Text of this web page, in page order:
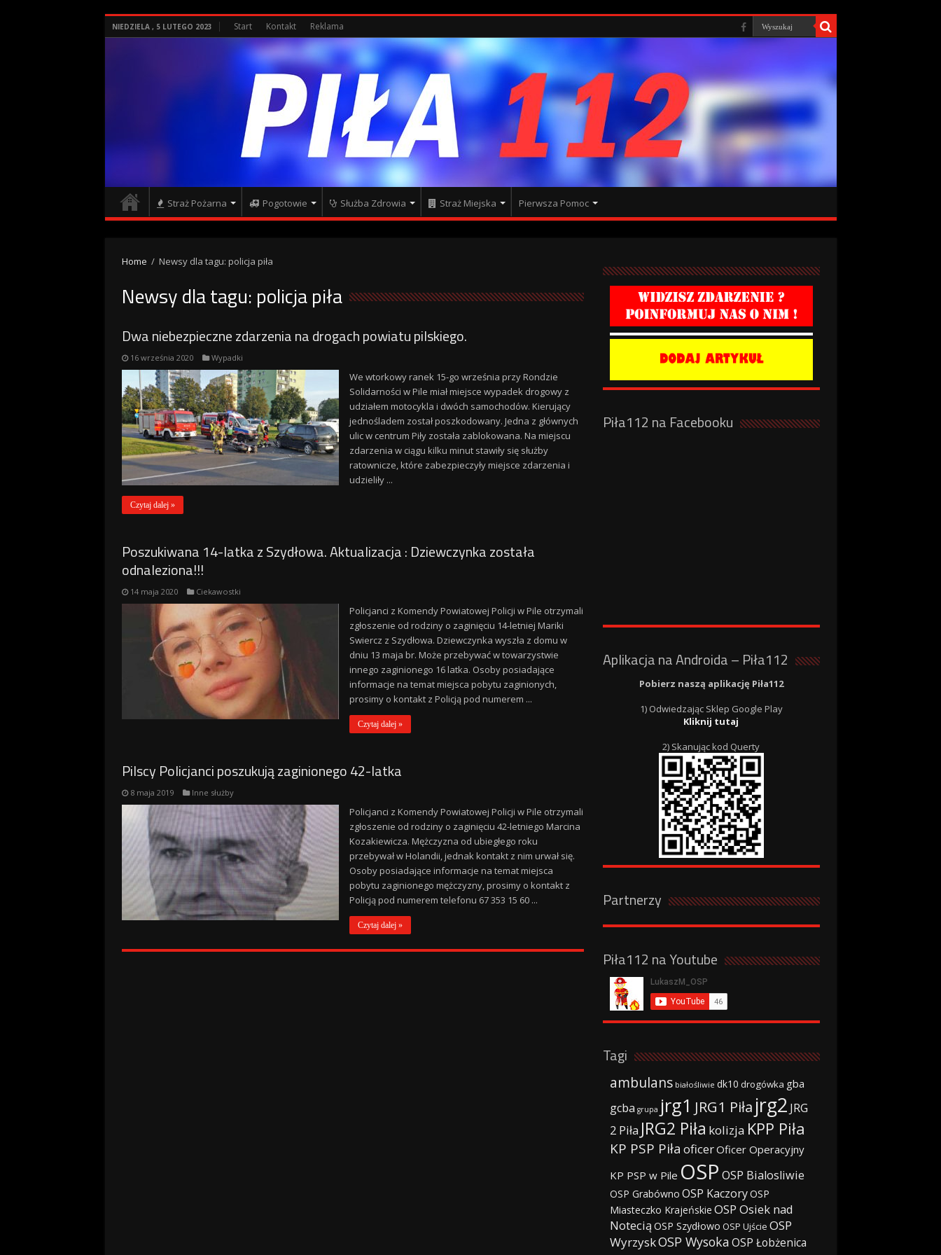
NIEDZIELA , 5 LUTEGO 2023 Start Kontakt Reklama
Straż Pożarna Pogotowie Służba Zdrowia Straż Miejska Pierwsza Pomoc
Home / Newsy dla tagu: policja piła
Newsy dla tagu: policja piła
Dwa niebezpieczne zdarzenia na drogach powiatu pilskiego.
16 września 2020 Wypadki
We wtorkowy ranek 15-go września przy Rondzie
Solidarności w Pile miał miejsce wypadek drogowy z
udziałem motocykla i dwóch samochodów. Kierujący
jednośladem został poszkodowany. Jedna z głównych
ulic w centrum Piły została zablokowana. Na miejscu
zdarzenia w ciągu kilku minut stawiły się służby
ratownicze, które zabezpieczyły miejsce zdarzenia i
udzieliły ...
Czytaj dalej »
Poszukiwana 14-latka z Szydłowa. Aktualizacja : Dziewczynka została
odnaleziona!!!
14 maja 2020 Ciekawostki
Policjanci z Komendy Powiatowej Policji w Pile otrzymali
zgłoszenie od rodziny o zaginięciu 14-letniej Mariki
Swiercz z Szydłowa. Dziewczynka wyszła z domu w
dniu 13 maja br. Może przebywać w towarzystwie
innego zaginionego 16 latka. Osoby posiadające
informacje na temat miejsca pobytu zaginionych,
prosimy o kontakt z Policją pod numerem ...
Czytaj dalej »
Pilscy Policjanci poszukują zaginionego 42-latka
8 maja 2019 Inne służby
Policjanci z Komendy Powiatowej Policji w Pile otrzymali
zgłoszenie od rodziny o zaginięciu 42-letniego Marcina
Kozakiewicza. Mężczyzna od ubiegłego roku
przebywał w Holandii, jednak kontakt z nim urwał się.
Osoby posiadające informacje na temat miejsca
pobytu zaginionego mężczyzny, prosimy o kontakt z
Policją pod numerem telefonu 67 353 15 60 ...
Czytaj dalej »
Piła112 na Facebooku
Aplikacja na Androida – Piła112
Pobierz naszą aplikację Piła112
1) Odwiedzając Sklep Google Play
Kliknij tutaj
2) Skanując kod Querty
Partnerzy
Piła112 na Youtube
Tagi
ambulans białośliwie dk10 drogówka gba
gcba grupa jrg1 JRG1 Piła jrg2 JRG
2 Piła JRG2 Piła kolizja KPP Piła
KP PSP Piła oficerOficer Operacyjny
KP PSP w Pile OSP OSP Bialosliwie
OSP Grabówno OSP KaczoryOSP
Miasteczko Krajeńskie OSP Osiek nad
Notecią OSP Szydłowo OSP Ujście OSP
WyrzyskOSP WysokaOSP Łobżenica